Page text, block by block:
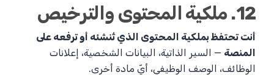
12. ملكية المحتوى والترخيص
أنت تحتفظ بملكية المحتوى الذي تُنشئه أو ترفعه على
المنصة — السير الذاتية، البيانات الشخصية، إعلانات
الوظائف، الوصف الوظيفي، أيّ مادة أخرى.